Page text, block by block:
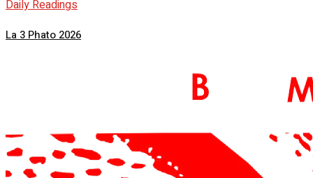
Daily Readings
La 3 Phato 2026